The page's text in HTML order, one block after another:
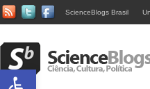
ScienceBlogs Brasil
Abrir a barra